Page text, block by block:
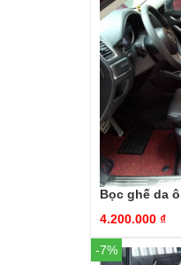
Bọc ghế da
4.200.000 ₫
-7%